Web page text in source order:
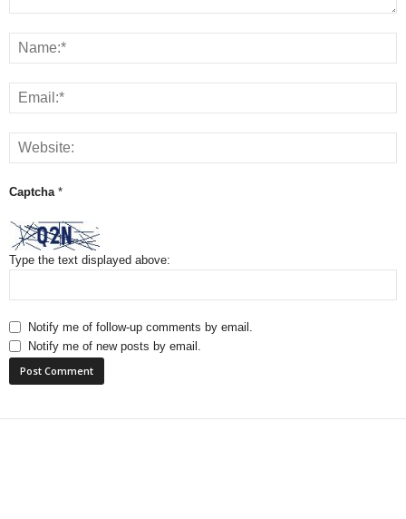
Captcha *
Type the text displayed above:
Notify me of follow-up comments by email.
Notify me of new posts by email.